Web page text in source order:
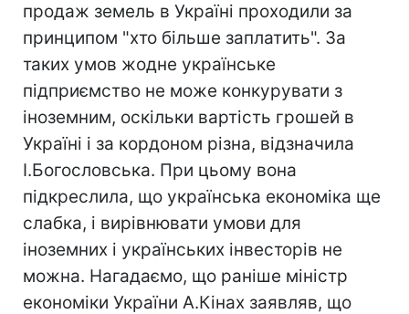
продаж земель в Україні проходили за
принципом "хто більше заплатить". За
таких умов жодне українське
підприємство не може конкурувати з
іноземним, оскільки вартість грошей в
Україні і за кордоном різна, відзначила
І.Богословська. При цьому вона
підкреслила, що українська економіка ще
слабка, і вирівнювати умови для
іноземних і українських інвесторів не
можна. Нагадаємо, що раніше міністр
економіки України А.Кінах заявляв, що